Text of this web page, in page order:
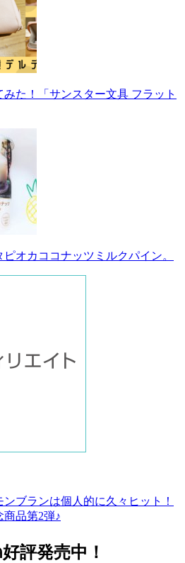
た！「サンスター文具 フラット
オカココナッツミルクパイン。
ブランは個人的に久々ヒット！
商品第2弾♪
評発売中！